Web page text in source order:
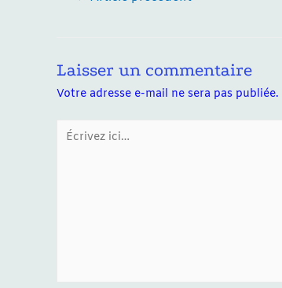
Laisser un commentaire
Votre adresse e-mail ne sera pas publiée.
Écrivez